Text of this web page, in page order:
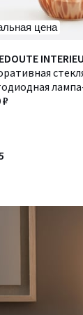
цена
₽